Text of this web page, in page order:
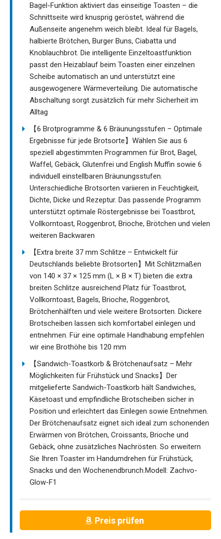
Bagel-Funktion aktiviert das einseitige Toasten – die
Schnittseite wird knusprig geröstet, während die
Außenseite angenehm weich bleibt. Ideal für Bagels,
halbierte Brötchen, Burger Buns, Ciabatta und
Knoblauchbrot. Die intelligente Einzeltoastfunktion
passt den Heizablauf beim Toasten einer einzelnen
Scheibe automatisch an und unterstützt eine
ausgewogenere Wärmeverteilung. Die automatische
Abschaltung sorgt zusätzlich für mehr Sicherheit im
Alltag
【6 Brotprogramme & 6 Bräunungsstufen – Optimale
Ergebnisse für jede Brotsorte】Wählen Sie aus 6
speziell abgestimmten Programmen für Brot, Bagel,
Waffel, Gebäck, Glutenfrei und English Muffin sowie 6
individuell einstellbaren Bräunungsstufen.
Unterschiedliche Brotsorten variieren in Feuchtigkeit,
Dichte, Dicke und Rezeptur. Das passende Programm
unterstützt optimale Röstergebnisse bei Toastbrot,
Vollkorntoast, Roggenbrot, Brioche, Brötchen und vielen
weiteren Backwaren
【Extra breite 37 mm Schlitze – Entwickelt für
Deutschlands beliebte Brotsorten】Mit Schlitzmaßen
von 140 × 37 × 125 mm (L × B × T) bieten die extra
breiten Schlitze ausreichend Platz für Toastbrot,
Vollkorntoast, Bagels, Brioche, Roggenbrot,
Brötchenhälften und viele weitere Brotsorten. Dickere
Brotscheiben lassen sich komfortabel einlegen und
entnehmen. Für eine optimale Handhabung empfehlen
wir eine Brothöhe bis 120 mm
【Sandwich-Toastkorb & Brötchenaufsatz – Mehr
Möglichkeiten für Frühstück und Snacks】Der
mitgelieferte Sandwich-Toastkorb hält Sandwiches,
Käsetoast und empfindliche Brotscheiben sicher in
Position und erleichtert das Einlegen sowie Entnehmen.
Der Brötchenaufsatz eignet sich ideal zum schonenden
Erwärmen von Brötchen, Croissants, Brioche und
Gebäck, ohne zusätzliches Nachrösten. So erweitern
Sie Ihren Toaster im Handumdrehen für Frühstück,
Snacks und den Wochenendbrunch.Modell: Zachvo-
Glow-F1
Preis prüfen